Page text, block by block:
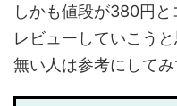
しかも値段が380円
レビューしていこう
無い人は参考にしてみ